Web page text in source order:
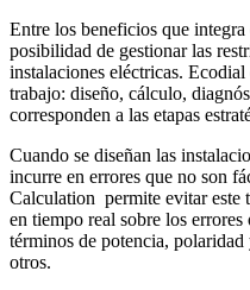
Entre los beneficios que integra
posibilidad de gestionar las
instalaciones eléctricas.
trabajo: diseño, cálculo,
corresponden a las etapas
Cuando se diseñan las
incurre en errores que no son
Calculation permite evitar este
en tiempo real sobre los
términos de potencia,
otros.